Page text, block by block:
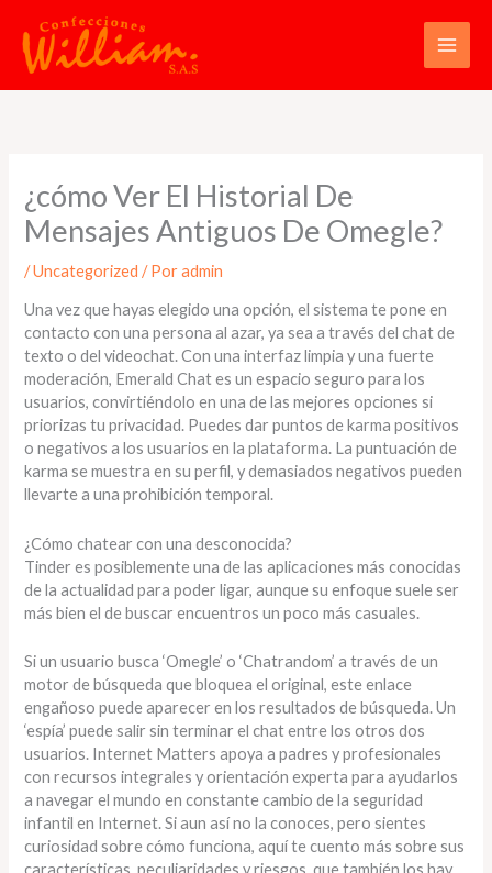
contenido
¿cómo Ver El Historial De
Mensajes Antiguos De Omegle?
/Uncategorized / Poradmin
Una vez que hayas elegido una opción, el sistema te pone en
contacto con una persona al azar, ya sea a través del chat de
texto o del videochat. Con una interfaz limpia y una fuerte
moderación, Emerald Chat es un espacio seguro para los
usuarios, convirtiéndolo en una de las mejores opciones si
priorizas tu privacidad. Puedes dar puntos de karma positivos
o negativos a los usuarios en la plataforma. La puntuación de
karma se muestra en su perfil, y demasiados negativos pueden
llevarte a una prohibición temporal.
¿Cómo chatear con una desconocida?
Tinder es posiblemente una de las aplicaciones más conocidas
de la actualidad para poder ligar, aunque su enfoque suele ser
más bien el de buscar encuentros un poco más casuales.
Si un usuario busca ‘Omegle’ o ‘Chatrandom’ a través de un
motor de búsqueda que bloquea el original, este enlace
engañoso puede aparecer en los resultados de búsqueda. Un
‘espía’ puede salir sin terminar el chat entre los otros dos
usuarios. Internet Matters apoya a padres y profesionales
con recursos integrales y orientación experta para ayudarlos
a navegar el mundo en constante cambio de la seguridad
infantil en Internet. Si aun así no la conoces, pero sientes
curiosidad sobre cómo funciona, aquí te cuento más sobre sus
características, peculiaridades y riesgos, que también los hay.